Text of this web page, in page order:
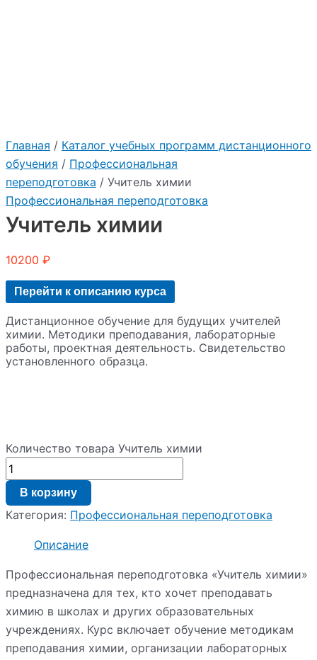
Главная / Каталог учебных программ дистанционного
обучения / Профессиональная
переподготовка / Учитель химии
Профессиональная переподготовка
Учитель химии
10200 ₽
Перейти к описанию курса
Дистанционное обучение для будущих учителей
химии. Методики преподавания, лабораторные
работы, проектная деятельность. Свидетельство
установленного образца.
Количество товара Учитель химии
В корзину
Категория: Профессиональная переподготовка
Описание
Профессиональная переподготовка «Учитель химии»
предназначена для тех, кто хочет преподавать
химию в школах и других образовательных
учреждениях. Курс включает обучение методикам
преподавания химии, организации лабораторных